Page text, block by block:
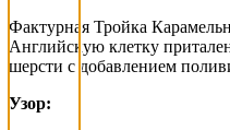
Фактурная Тройка
Английскую клетку
шерсти с добавлением
Узор: